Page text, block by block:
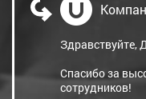
Здравствуйте,
Спасибо за
сотрудников!